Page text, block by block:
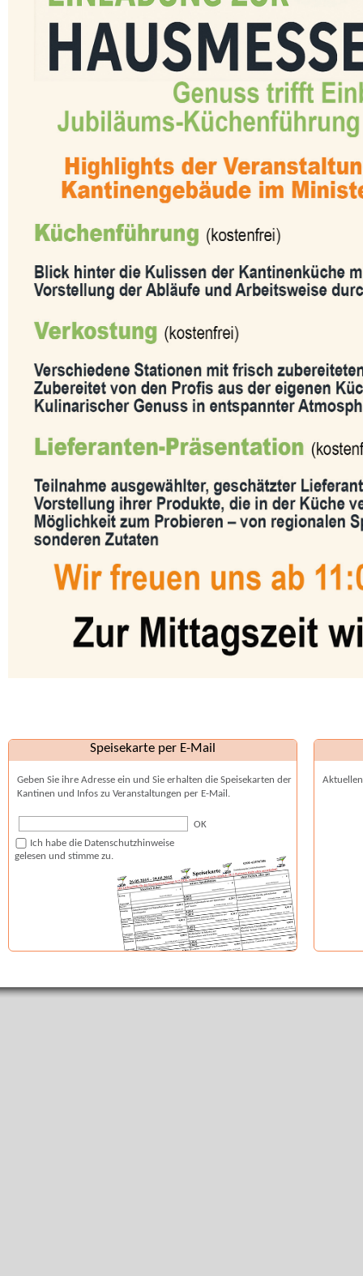
Speisekarte per E-Mail
Geben Sie ihre Adresse ein und Sie erhalten die Speisekarten der
Kantinen und Infos zu Veranstaltungen per E-Mail.
OK
Ich habe die Datenschutzhinweise
gelesen und stimme zu.